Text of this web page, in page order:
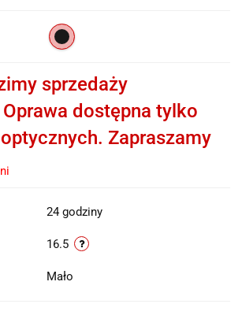
sprzedaży
dostępna tylko
Zapraszamy
24 godziny
16.5
Mało